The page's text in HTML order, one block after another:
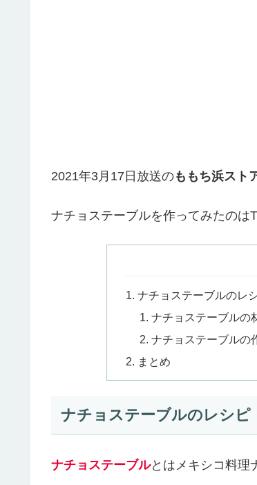
2021年3月17日放送のももち浜スト
ナチョステーブルを作ってみたのは
ナチョステーブルのレ
ナチョステーブルの
ナチョステーブルの
まとめ
ナチョステーブルのレシピ
ナチョステーブルとはメキシコ料理